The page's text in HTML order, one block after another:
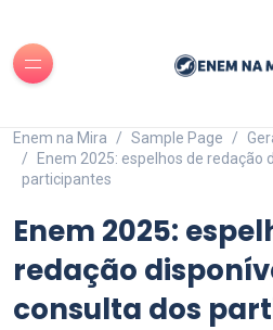
Enem na Mira Sample Page
Enem 2025: espelhos de redação
participantes
Enem 2025:
redação
consulta dos